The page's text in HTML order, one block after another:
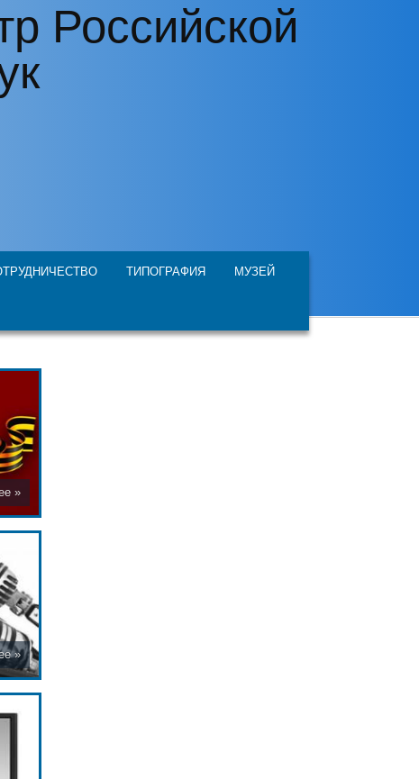
Российской
ТИПОГРАФИЯ МУЗЕЙ